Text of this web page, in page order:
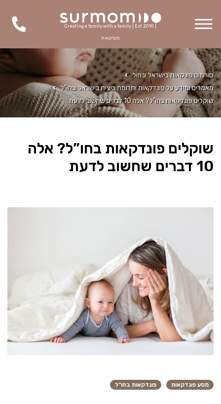
Creating a family with a family | Est 2010 |
פונדקאות
סורמום פונקאות בישראל ובחול
מאמרים ומידע על פונדקאות ותרומת ביצית בישראל ובחו"ל
שוקלים פונדקאות בחו”ל? אלה 10 דברים שחשוב לדעת
שוקלים פונדקאות בחו”ל? אלה
10 דברים שחשוב לדעת
מסע פונדקאות פונדקאות בחו"ל